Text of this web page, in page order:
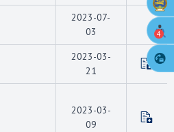
2023-07-
03
2023-03-
21
2023-03-
09
4